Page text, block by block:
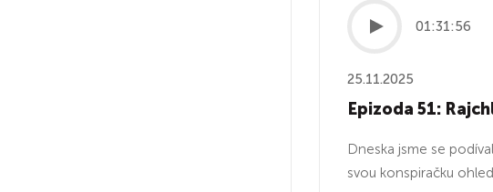
01:31:56
25.11.2025
Epizoda 51:
Dneska jsme se
svou konspiračku